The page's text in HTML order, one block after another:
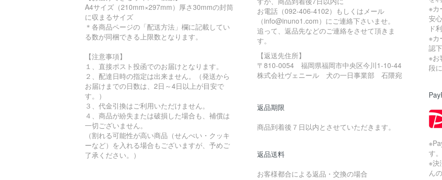
A4サイズ（210mm×297mm）厚さ30mmの封筒
に収まるサイズ
＊各商品ページの「配送方法」欄に記載してい
る数が同梱できる上限数となります。
【注意事項】
１、直接ポスト投函でのお届けとなります。
２、配達日時の指定は出来ません。（発送から
お届けまでの日数は、2日～4日以上が目安で
す。）
３、代金引換はご利用いただけません。
４、商品が紛失または破損した場合も、補償は
一切ございません。
（割れる可能性が高い商品（せんべい・クッキ
ーなど）を入れる場合もございますが、予めご
了承ください。）
お電話（092-406-4102）もしくはメール
（info@inuno1.com）にご連絡下さいませ。
追って、返品先などのご連絡をさせて頂きま
す。
【返送先住所】
〒810-0054 福岡県福岡市中央区今川1-10-44
株式会社ヴェニール 犬の一日事業部 石隈宛
返品期限
商品到着後７日以内とさせていただきます。
返品送料
お客様都合による返品・交換の場合
※カ
安
ド
※カ
認
※お
段
す。
※決
ん